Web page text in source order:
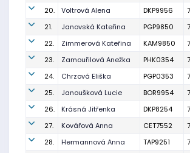
20.
Voltrová Alena DKP9956
21.
Janovská Kateřina PGP9850
22.
Zimmerová Kateřina KAM9850
23.
Zamouřilová Anežka PHK0354
24.
Chrzová Eliška PGP0353
25.
Janoušková Lucie BOR9954
26.
Krásná Jitřenka DKP8254
27.
Kovářová Anna CET7552
28.
Hermannová Anna TAP9251